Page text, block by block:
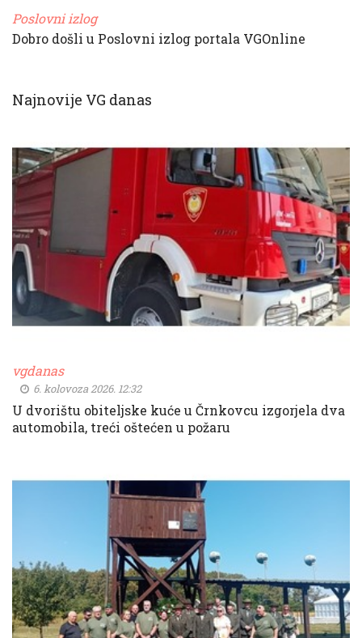
Poslovni izlog
Dobro došli u Poslovni izlog portala VGOnline
Najnovije VG danas
vgdanas
6. kolovoza 2026. 12:32
U dvorištu obiteljske kuće u Črnkovcu izgorjela dva
automobila, treći oštećen u požaru